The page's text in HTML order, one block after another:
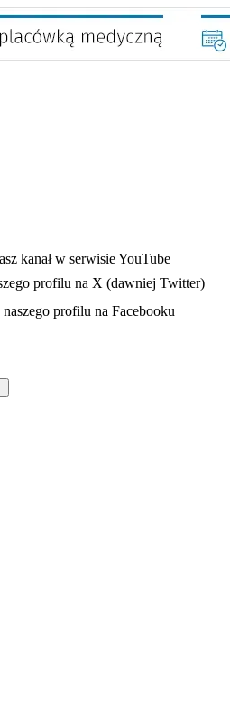
karcie
w nowej karcie
kanał w serwisie YouTube
profilu na X (dawniej Twitter)
się w nowej karcieprofilu na Facebooku